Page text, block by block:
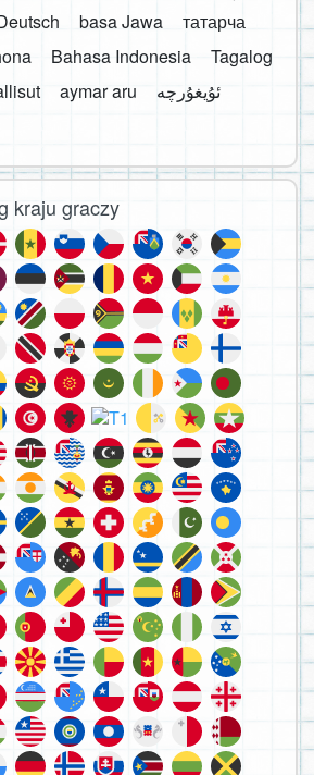
basa Jawa
татарча
Bahasa Indonesia
Tagalog
aymar aru
kraju graczy